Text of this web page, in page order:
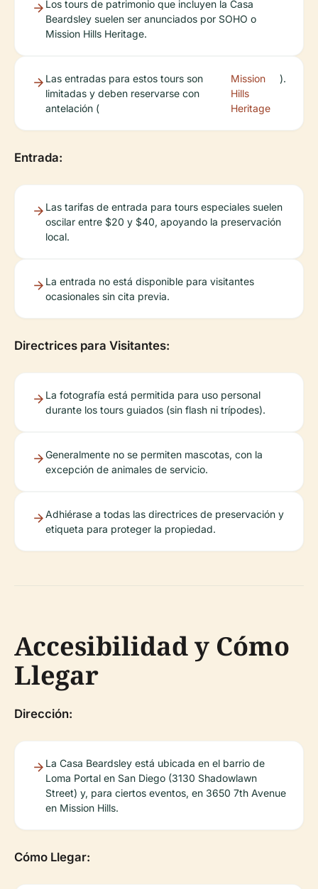
Los tours de patrimonio que incluyen la Casa
Beardsley suelen ser anunciados por SOHO o
Mission Hills Heritage.
Las entradas para estos tours son
limitadas y deben reservarse con
antelación (
Mission
Hills
Heritage
).
Entrada:
Las tarifas de entrada para tours especiales suelen
oscilar entre $20 y $40, apoyando la preservación
local.
La entrada no está disponible para visitantes
ocasionales sin cita previa.
Directrices para Visitantes:
La fotografía está permitida para uso personal
durante los tours guiados (sin flash ni trípodes).
Generalmente no se permiten mascotas, con la
excepción de animales de servicio.
Adhiérase a todas las directrices de preservación y
etiqueta para proteger la propiedad.
Accesibilidad y Cómo
Llegar
Dirección:
La Casa Beardsley está ubicada en el barrio de
Loma Portal en San Diego (3130 Shadowlawn
Street) y, para ciertos eventos, en 3650 7th Avenue
en Mission Hills.
Cómo Llegar: